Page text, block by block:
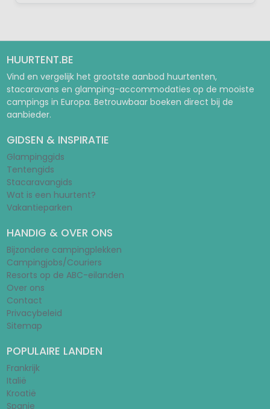
HUURTENT.BE
Vind en vergelijk het grootste aanbod huurtenten,
stacaravans en glamping-accommodaties op de mooiste
campings in Europa. Betrouwbaar boeken direct bij de
aanbieder.
GIDSEN & INSPIRATIE
Glampinggids
Tentengids
Stacaravangids
Wat is een huurtent?
Vakantieparken
HANDIG & OVER ONS
Bijzondere campingplekken
Campingjobs/Couriers
Resorts op de ABC-eilanden
Over ons
Contact
Privacybeleid
Sitemap
POPULAIRE LANDEN
Frankrijk
Italië
Kroatië
Spanje